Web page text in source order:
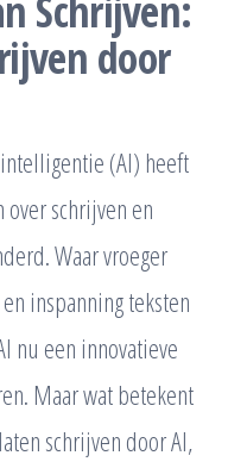
door
(AI) heeft
schrijven en
Waar vroeger
inspanning teksten
nu een innovatieve
Maar wat betekent
schrijven door AI,